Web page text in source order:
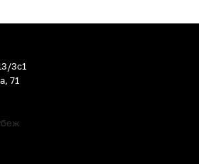
3c1
71